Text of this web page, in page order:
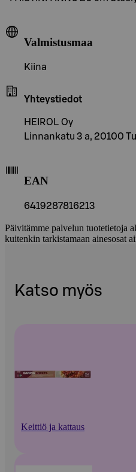
Valmistusmaa
Kiina
Yhteystiedot
HEIROL Oy
Linnankatu 3 a, 20100
EAN
6419287816213
Päivitämme palvelun tuotetietoja
kuitenkin tarkistamaan ainesosat
Katso myös
Keittiö ja kattaus